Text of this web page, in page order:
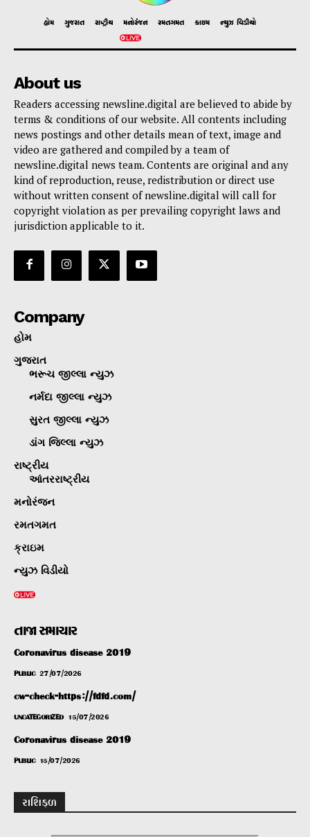
હોમ ગુજરાત રાષ્ટ્રીય મનોરંજન રમતગમત ક્રાઇમ ન્યુઝ વિડીયો
About us
Readers accessing newsline.digital are believed to abide by
terms & conditions of our website. All contents including
news postings and other details mean of text, image and
video are gathered and compiled by a team of
newsline.digital news team. Contents are original and any
kind of reproduction, reuse, redistribution or direct use
without written consent of newsline.digital will call for
copyright violation as per prevailing copyright laws and
jurisdiction applicable to it.
Company
હોમ
ગુજરાત
ભરૂચ જીલ્લા ન્યુઝ
નર્મદા જીલ્લા ન્યુઝ
સુરત જીલ્લા ન્યુઝ
ડાંગ જિલ્લા ન્યુઝ
રાષ્ટ્રીય
આંતરરાષ્ટ્રીય
મનોરંજન
રમતગમત
ક્રાઇમ
ન્યુઝ વિડીયો
તાજા સમાચાર
Coronavirus disease 2019
PUBLIC 27/07/2026
cw-check-https://fdfd.com/
UNCATEGORIZED 15/07/2026
Coronavirus disease 2019
PUBLIC 15/07/2026
રાશિફળ